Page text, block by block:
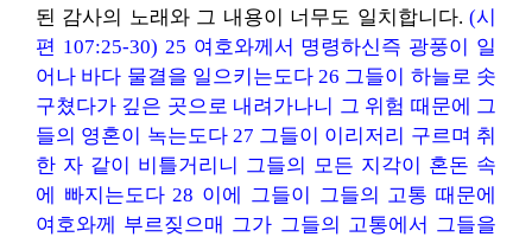
된 감사의 노래와 그 내용이 너무도 일치합니다. (시
편 107:25-30) 25 여호와께서 명령하신즉 광풍이 일
어나 바다 물결을 일으키는도다 26 그들이 하늘로 솟
구쳤다가 깊은 곳으로 내려가나니 그 위험 때문에 그
들의 영혼이 녹는도다 27 그들이 이리저리 구르며 취
한 자 같이 비틀거리니 그들의 모든 지각이 혼돈 속
에 빠지는도다 28 이에 그들이 그들의 고통 때문에
여호와께 부르짖으매 그가 그들의 고통에서 그들을